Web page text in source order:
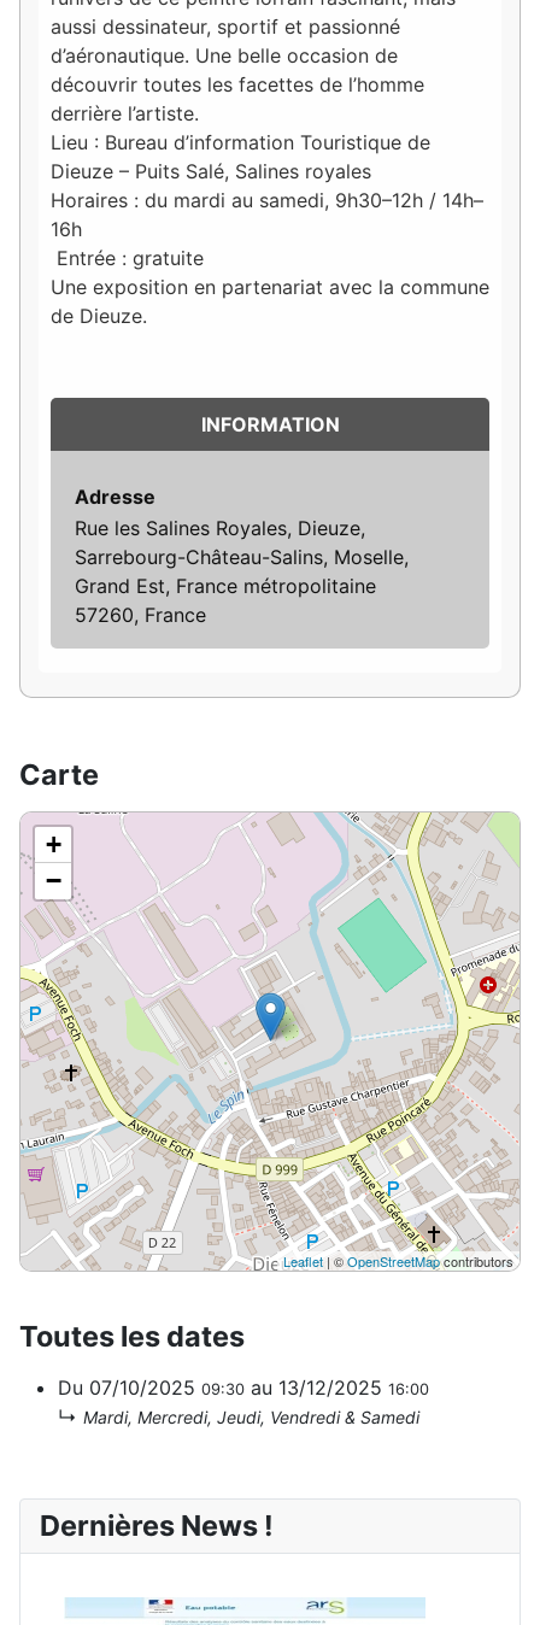
aussi dessinateur, sportif et passionné
d’aéronautique. Une belle occasion de
découvrir toutes les facettes de l’homme
derrière l’artiste.
Lieu : Bureau d’information Touristique de
Dieuze – Puits Salé, Salines royales
Horaires : du mardi au samedi, 9h30–12h / 14h–
16h
Entrée : gratuite
Une exposition en partenariat avec la commune
de Dieuze.
INFORMATION
Adresse
Rue les Salines Royales, Dieuze,
Sarrebourg-Château-Salins, Moselle,
Grand Est, France métropolitaine
57260, France
Carte
+
−
Leaflet| ©OpenStreetMapcontributors
Toutes les dates
Du 07/10/2025 09:30 au 13/12/2025 16:00
↳ Mardi, Mercredi, Jeudi, Vendredi & Samedi
Dernières News !